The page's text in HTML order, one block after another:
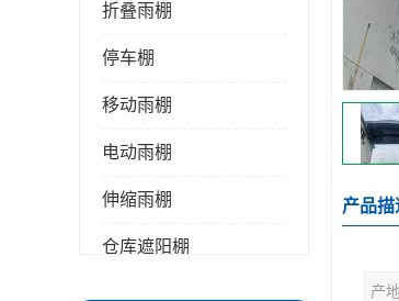
折叠雨棚
停车棚
移动雨棚
电动雨棚
伸缩雨棚
仓库遮阳棚
产品描
产